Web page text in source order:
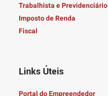
Trabalhista e Previdenciário
Imposto de Renda
Fiscal
Links Úteis
Portal do Empreendedor